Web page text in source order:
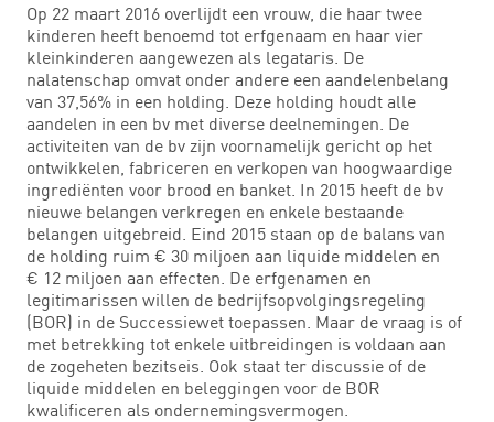
Op 22 maart 2016 overlijdt een vrouw, die haar twee
kinderen heeft benoemd tot erfgenaam en haar vier
kleinkinderen aangewezen als legataris. De
nalatenschap omvat onder andere een aandelenbelang
van 37,56% in een holding. Deze holding houdt alle
aandelen in een bv met diverse deelnemingen. De
activiteiten van de bv zijn voornamelijk gericht op het
ontwikkelen, fabriceren en verkopen van hoogwaardige
ingrediënten voor brood en banket. In 2015 heeft de bv
nieuwe belangen verkregen en enkele bestaande
belangen uitgebreid. Eind 2015 staan op de balans van
de holding ruim € 30 miljoen aan liquide middelen en
€ 12 miljoen aan effecten. De erfgenamen en
legitimarissen willen de bedrijfsopvolgingsregeling
(BOR) in de Successiewet toepassen. Maar de vraag is of
met betrekking tot enkele uitbreidingen is voldaan aan
de zogeheten bezitseis. Ook staat ter discussie of de
liquide middelen en beleggingen voor de BOR
kwalificeren als ondernemingsvermogen.